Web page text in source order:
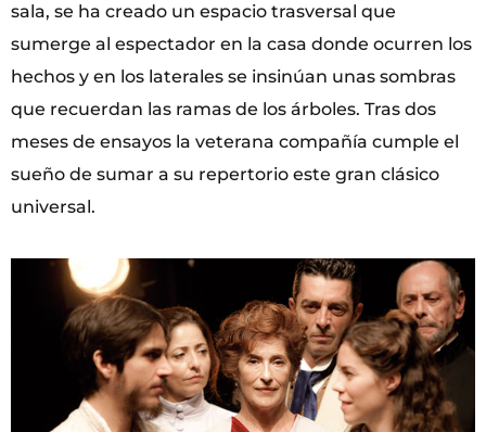
sala, se ha creado un espacio trasversal que
sumerge al espectador en la casa donde ocurren los
hechos y en los laterales se insinúan unas sombras
que recuerdan las ramas de los árboles. Tras dos
meses de ensayos la veterana compañía cumple el
sueño de sumar a su repertorio este gran clásico
universal.